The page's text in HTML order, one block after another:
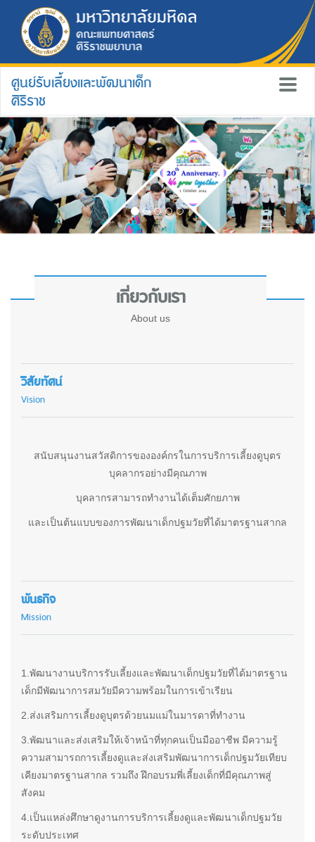
ศูนย์รับเลี้ยงและพัฒนาเด็ก
ศิริราช
เกี่ยวกับเรา
About us
วิสัยทัศน์
Vision
สนับสนุนงานสวัสดิการขององค์กรในการบริการเลี้ยงดูบุตร
บุคลากรอย่างมีคุณภาพ
บุคลากรสามารถทำงานได้เต็มศักยภาพ
และเป็นต้นแบบของการพัฒนาเด็กปฐมวัยที่ได้มาตรฐานสากล
พันธกิจ
Mission
1.พัฒนางานบริการรับเลี้ยงและพัฒนาเด็กปฐมวัยที่ได้มาตรฐาน
เด็กมีพัฒนาการสมวัยมีความพร้อมในการเข้าเรียน
2.ส่งเสริมการเลี้ยงดูบุตรด้วยนมแม่ในมารดาที่ทำงาน
3.พัฒนาและส่งเสริมให้เจ้าหน้าที่ทุกคนเป็นมืออาชีพ มีความรู้
ความสามารถการเลี้ยงดูและส่งเสริมพัฒนาการเด็กปฐมวัยเทียบ
เคียงมาตรฐานสากล รวมถึง ฝึกอบรมพี่เลี้ยงเด็กที่มีคุณภาพสู่
สังคม
4.เป็นแหล่งศึกษาดูงานการบริการเลี้ยงดูและพัฒนาเด็กปฐมวัย
ระดับประเทศ